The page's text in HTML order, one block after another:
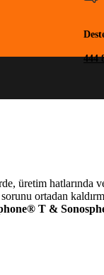
444
üretim hatlarında
ortadan
T &